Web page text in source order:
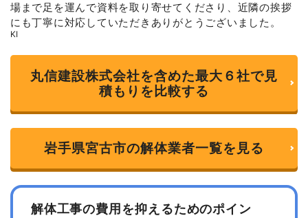
場まで足を運んで資料を取り寄せてくださり、近隣の挨拶
にも丁寧に対応していただきありがとうございました。
KI
丸信建設株式会社を含めた最大６社で見
積もりを比較する
岩手県宮古市の解体業者一覧を見る
解体工事の費用を抑えるためのポイン